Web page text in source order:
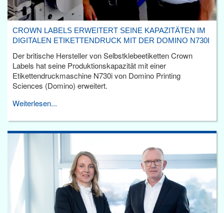
CROWN LABELS ERWEITERT SEINE KAPAZITÄTEN IM
DIGITALEN ETIKETTENDRUCK MIT DER DOMINO N730I
Der britische Hersteller von Selbstklebeetiketten Crown
Labels hat seine Produktionskapazität mit einer
Etikettendruckmaschine N730i von Domino Printing
Sciences (Domino) erweitert.
Weiterlesen...